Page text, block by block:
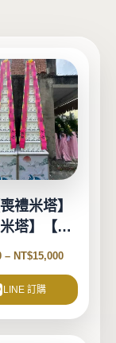
禮米塔】
米塔】【告
】
– NT$15,000
LINE 訂購